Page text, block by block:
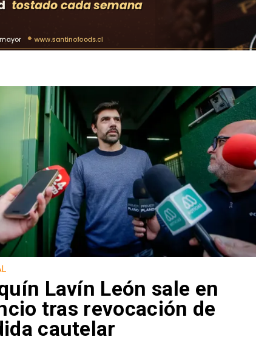
Lavín León sale en
tras revocación de
cautelar